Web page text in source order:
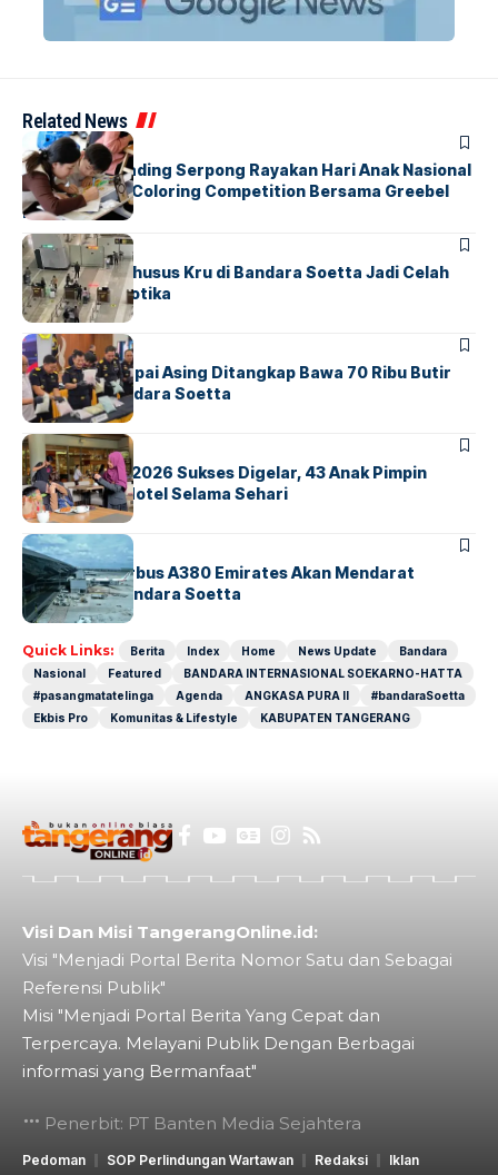
Related News
BERITAINDEX
Atria Hotel Gading Serpong Rayakan Hari Anak Nasional
Lewat Family Coloring Competition Bersama Greebel
Indonesia
BANDARABERITA
Ketika Jalur Khusus Kru di Bandara Soetta Jadi Celah
Sindikat Narkotika
BANDARA BERITA
Kopilot Maskapai Asing Ditangkap Bawa 70 Ribu Butir
Ekstasi di Bandara Soetta
BERITAINDEX
GM For A Day 2026 Sukses Digelar, 43 Anak Pimpin
Operasional Hotel Selama Sehari
BANDARA BERITA
8 Agustus, Airbus A380 Emirates Akan Mendarat
Perdana di Bandara Soetta
Quick Links: Berita Index Home News Update
Bandara
Nasional
Featured
BANDARA INTERNASIONAL SOEKARNO-HATTA
#pasangmatatelinga
Agenda ANGKASA PURA II
#bandaraSoetta
Ekbis Pro
Komunitas & Lifestyle KABUPATEN TANGERANG
Visi Dan Misi TangerangOnline.id:
Visi "Menjadi Portal Berita Nomor Satu dan Sebagai
Referensi Publik"
Misi "Menjadi Portal Berita Yang Cepat dan
Terpercaya. Melayani Publik Dengan Berbagai
informasi yang Bermanfaat"
Penerbit: PT Banten Media Sejahtera
Pedoman SOP Perlindungan Wartawan Redaksi Iklan